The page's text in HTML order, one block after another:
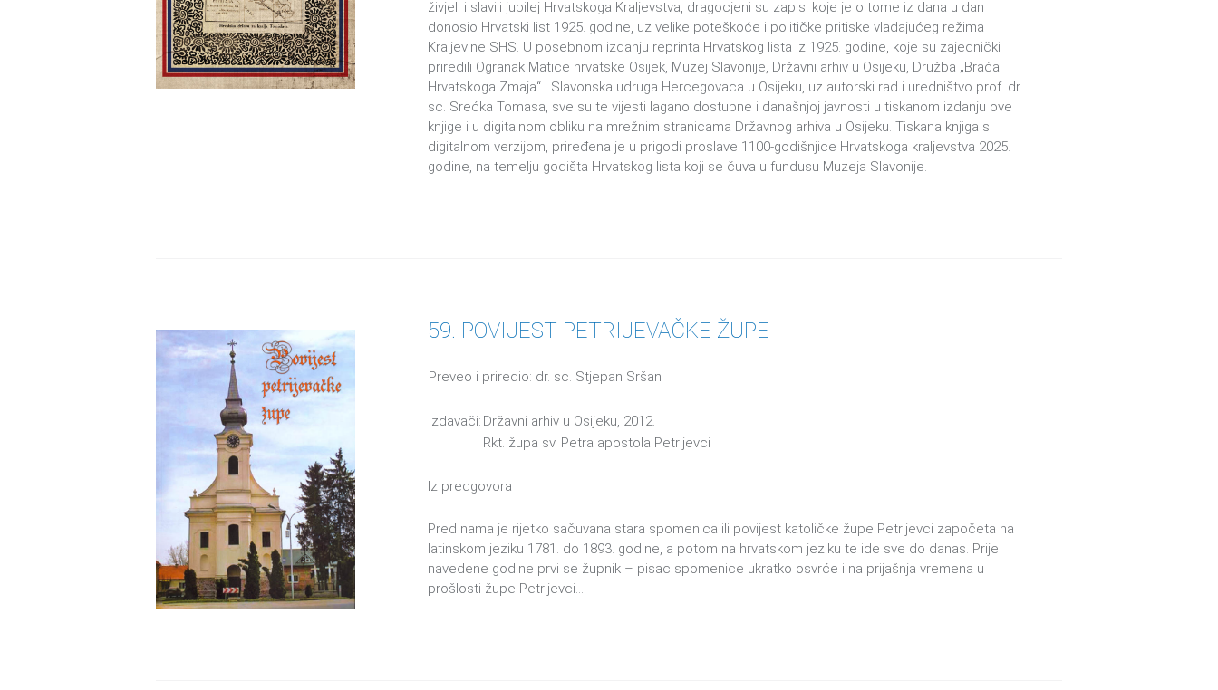
živjeli i slavili jubilej Hrvatskoga Kraljevstva, dragocjeni su zapisi koje je o tome iz dana u dan
donosio Hrvatski list 1925. godine, uz velike poteškoće i političke pritiske vladajućeg režima
Kraljevine SHS. U posebnom izdanju reprinta Hrvatskog lista iz 1925. godine, koje su zajednički
priredili Ogranak Matice hrvatske Osijek, Muzej Slavonije, Državni arhiv u Osijeku, Družba „Braća
Hrvatskoga Zmaja“ i Slavonska udruga Hercegovaca u Osijeku, uz autorski rad i uredništvo prof. dr.
sc. Srećka Tomasa, sve su te vijesti lagano dostupne i današnjoj javnosti u tiskanom izdanju ove
knjige i u digitalnom obliku na mrežnim stranicama Državnog arhiva u Osijeku. Tiskana knjiga s
digitalnom verzijom, priređena je u prigodi proslave 1100-godišnjice Hrvatskoga kraljevstva 2025.
godine, na temelju godišta Hrvatskog lista koji se čuva u fundusu Muzeja Slavonije.
59. POVIJEST PETRIJEVAČKE ŽUPE
Preveo i priredio: dr. sc. Stjepan Sršan
Izdavači: Državni arhiv u Osijeku, 2012.
Rkt. župa sv. Petra apostola Petrijevci
Iz predgovora
Pred nama je rijetko sačuvana stara spomenica ili povijest katoličke župe Petrijevci započeta na
latinskom jeziku 1781. do 1893. godine, a potom na hrvatskom jeziku te ide sve do danas. Prije
navedene godine prvi se župnik – pisac spomenice ukratko osvrće i na prijašnja vremena u
prošlosti župe Petrijevci…